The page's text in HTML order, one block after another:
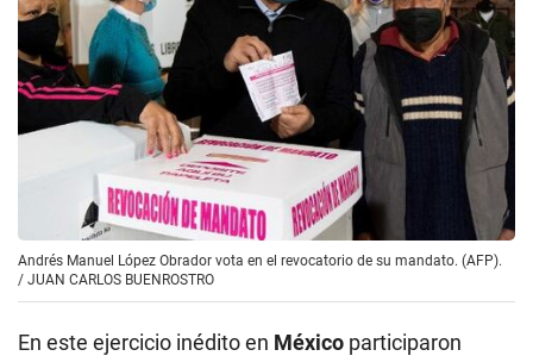
Andrés Manuel López Obrador vota en el revocatorio de su mandato. (AFP).
/ JUAN CARLOS BUENROSTRO
En este ejercicio inédito en México participaron